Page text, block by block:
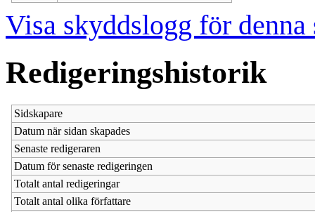
Visa skyddslogg för denna
Redigeringshistorik
Sidskapare
Datum när sidan skapades
Senaste redigeraren
Datum för senaste redigeringen
Totalt antal redigeringar
Totalt antal olika författare